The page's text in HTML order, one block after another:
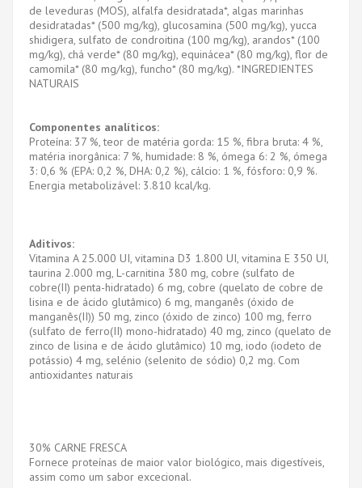
de leveduras (MOS), alfalfa desidratada*, algas marinhas
desidratadas* (500 mg/kg), glucosamina (500 mg/kg), yucca
shidigera, sulfato de condroitina (100 mg/kg), arandos* (100
mg/kg), chá verde* (80 mg/kg), equinácea* (80 mg/kg), flor de
camomila* (80 mg/kg), funcho* (80 mg/kg). *INGREDIENTES
NATURAIS
Componentes analíticos:
Proteína: 37 %, teor de matéria gorda: 15 %, fibra bruta: 4 %,
matéria inorgânica: 7 %, humidade: 8 %, ómega 6: 2 %, ómega
3: 0,6 % (EPA: 0,2 %, DHA: 0,2 %), cálcio: 1 %, fósforo: 0,9 %.
Energia metabolizável: 3.810 kcal/kg.
Aditivos:
Vitamina A 25.000 UI, vitamina D3 1.800 UI, vitamina E 350 UI,
taurina 2.000 mg, L-carnitina 380 mg, cobre (sulfato de
cobre(II) penta-hidratado) 6 mg, cobre (quelato de cobre de
lisina e de ácido glutâmico) 6 mg, manganês (óxido de
manganês(II)) 50 mg, zinco (óxido de zinco) 100 mg, ferro
(sulfato de ferro(II) mono-hidratado) 40 mg, zinco (quelato de
zinco de lisina e de ácido glutâmico) 10 mg, iodo (iodeto de
potássio) 4 mg, selénio (selenito de sódio) 0,2 mg. Com
antioxidantes naturais
30% CARNE FRESCA
Fornece proteínas de maior valor biológico, mais digestíveis,
assim como um sabor excecional.